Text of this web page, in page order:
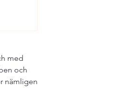
med
och
nämligen